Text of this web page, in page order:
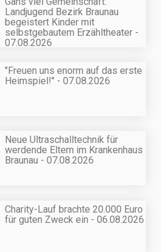
Landjugend Bezirk Braunau
begeistert Kinder mit
selbstgebautem Erzähltheater -
07.08.2026
"Freuen uns enorm auf das erste
Heimspiel!" - 07.08.2026
Neue Ultraschalltechnik für
werdende Eltern im Krankenhaus
Braunau - 07.08.2026
Charity-Lauf brachte 20.000 Euro
für guten Zweck ein - 06.08.2026